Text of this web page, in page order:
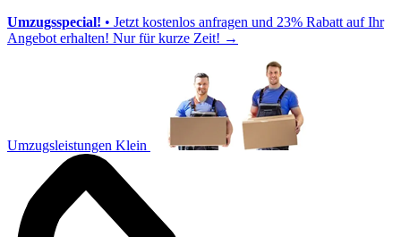
Umzugsspecial! • Jetzt kostenlos anfragen und 23% Rabatt auf Ihr
Angebot erhalten! Nur für kurze Zeit! →
Umzugsleistungen Klein